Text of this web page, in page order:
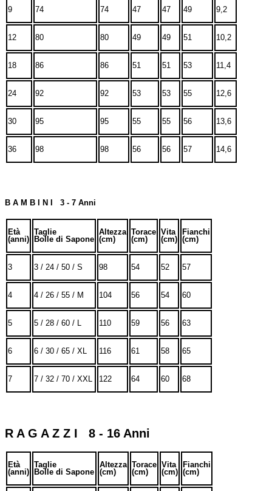
9 74 74 47 47 49 9,2
12 80 80 49 49 51 10,2
18 86 86 51 51 53 11,4
24 92 92 53 53 55 12,6
30 95 95 55 55 56 13,6
36 98 98 56 56 57 14,6
B A M B I N I 3 - 7 Anni
Età
(anni)
Taglie
Bolle di Sapone
Altezza
(cm)
Torace
(cm)
Vita
(cm)
Fianchi
(cm)
3 3 / 24 / 50 / S 98 54 52 57
4 4 / 26 / 55 / M 104 56 54 60
5 5 / 28 / 60 / L 110 59 56 63
6 6 / 30 / 65 / XL 116 61 58 65
7 7 / 32 / 70 / XXL 122 64 60 68
R A G A Z Z I 8 - 16 Anni
Età
(anni)
Taglie
Bolle di Sapone
Altezza
(cm)
Torace
(cm)
Vita
(cm)
Fianchi
(cm)